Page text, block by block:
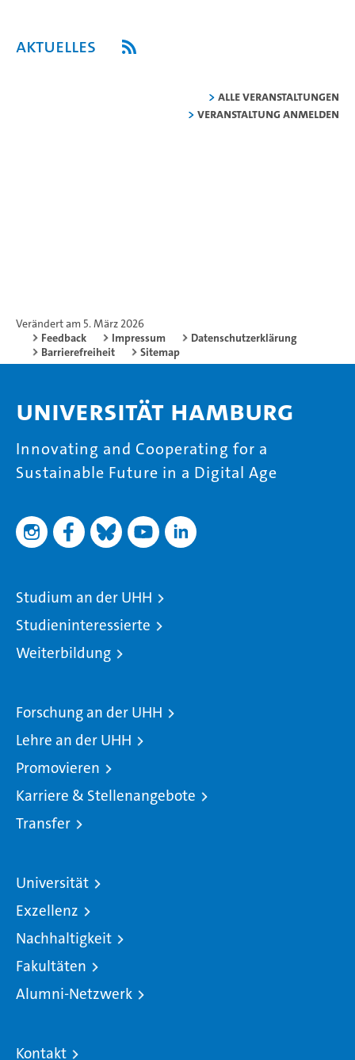
Aktuelles
alle Veranstaltungen
Veranstaltung anmelden
Verändert am 5. März 2026
Feedback
Impressum
Datenschutzerklärung
Barrierefreiheit
Sitemap
Universität Hamburg
Innovating and Cooperating for a
Sustainable Future in a Digital Age
Studium an der UHH
Studieninteressierte
Weiterbildung
Forschung an der UHH
Lehre an der UHH
Promovieren
Karriere & Stellenangebote
Transfer
Universität
Exzellenz
Nachhaltigkeit
Fakultäten
Alumni-Netzwerk
Kontakt